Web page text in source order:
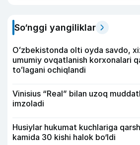
So‘nggi yangiliklar
Oʻzbekistonda olti oyda savdo,
umumiy ovqatlanish korxonalari
toʻlagani ochiqlandi
Vinisius “Real” bilan uzoq
imzoladi
Husiylar hukumat kuchlariga
kamida 30 kishi halok bo‘ldi